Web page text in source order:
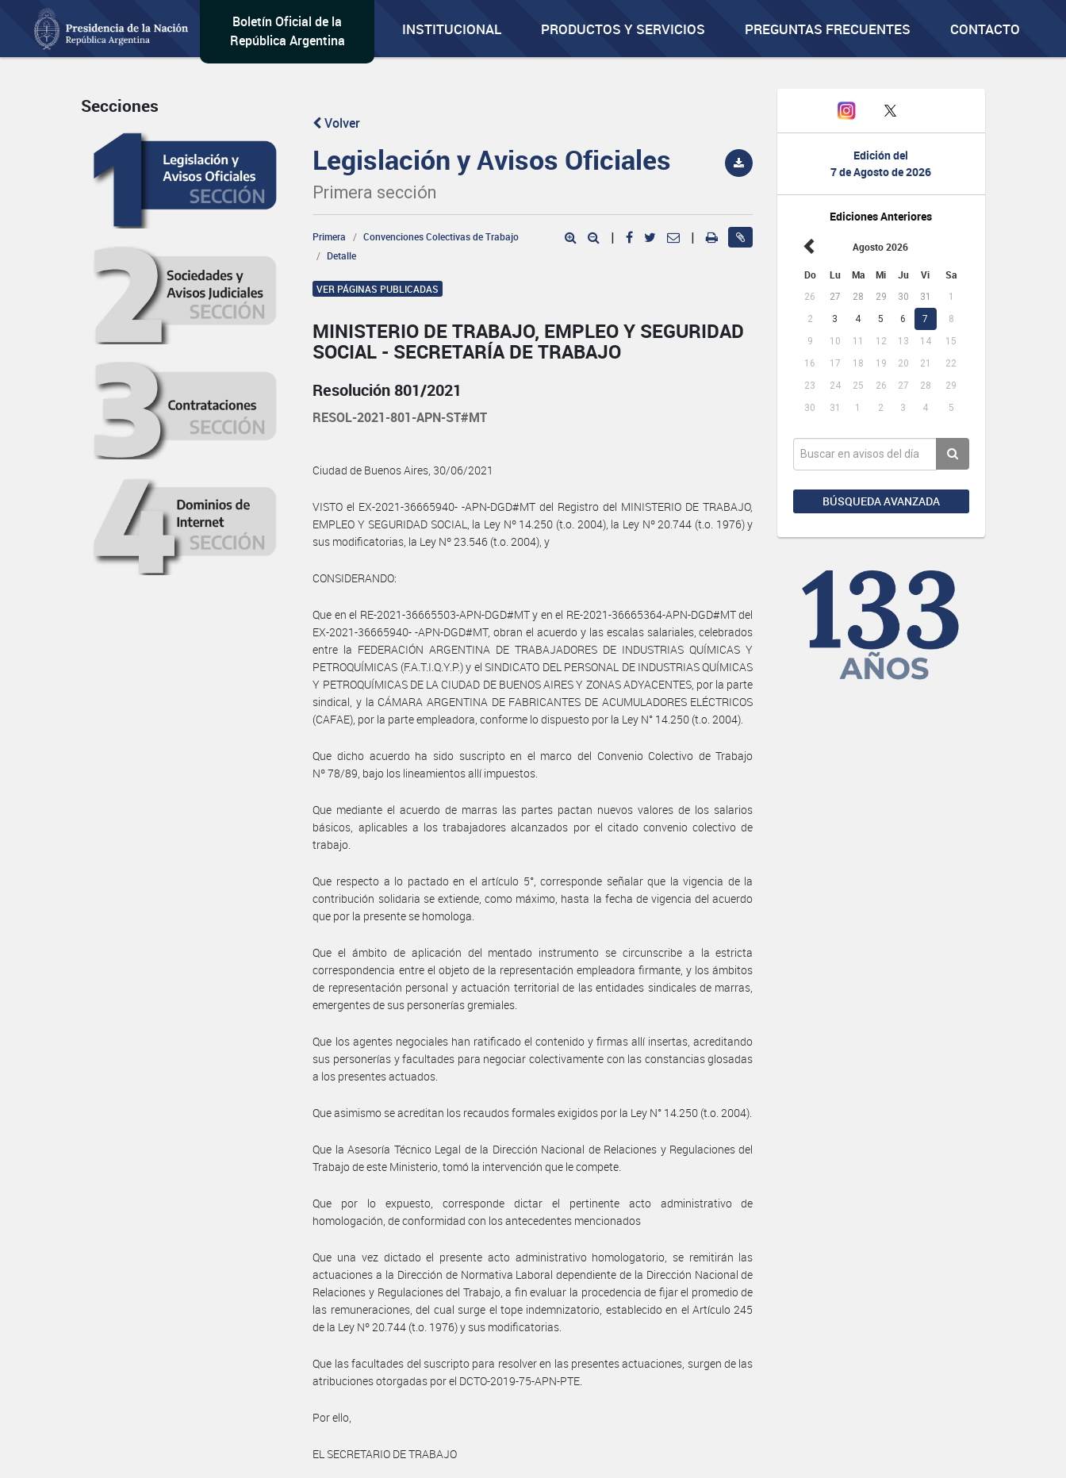
Boletín Oficial de la
República Argentina
INSTITUCIONAL PRODUCTOS Y SERVICIOS PREGUNTAS FRECUENTES CONTACTO
Edición del
7 de Agosto de 2026
Ediciones Anteriores
Agosto 2026
Do Lu Ma Mi Ju Vi Sa
26 27 28 29 30 31
1
2
3 4 5 6 7
8
9
10 11 12 13 14
15
16
17 18 19 20 21
22
23
24 25 26 27 28
29
30
31 1 2 3 4 5
BÚSQUEDA AVANZADA
Secciones
Volver
Legislación y Avisos Oficiales
Primera sección
Primera
Convenciones Colectivas de Trabajo
Detalle
| |
VER PÁGINAS PUBLICADAS
MINISTERIO DE TRABAJO, EMPLEO Y SEGURIDAD
SOCIAL - SECRETARÍA DE TRABAJO
Resolución 801/2021
RESOL-2021-801-APN-ST#MT
Ciudad de Buenos Aires, 30/06/2021
VISTO el EX-2021-36665940- -APN-DGD#MT del Registro del MINISTERIO DE TRABAJO,
EMPLEO Y SEGURIDAD SOCIAL, la Ley Nº 14.250 (t.o. 2004), la Ley Nº 20.744 (t.o. 1976) y
sus modificatorias, la Ley Nº 23.546 (t.o. 2004), y
CONSIDERANDO:
Que en el RE-2021-36665503-APN-DGD#MT y en el RE-2021-36665364-APN-DGD#MT del
EX-2021-36665940- -APN-DGD#MT, obran el acuerdo y las escalas salariales, celebrados
entre la FEDERACIÓN ARGENTINA DE TRABAJADORES DE INDUSTRIAS QUÍMICAS Y
PETROQUÍMICAS (F.A.T.I.Q.Y.P.) y el SINDICATO DEL PERSONAL DE INDUSTRIAS QUÍMICAS
Y PETROQUÍMICAS DE LA CIUDAD DE BUENOS AIRES Y ZONAS ADYACENTES, por la parte
sindical, y la CÁMARA ARGENTINA DE FABRICANTES DE ACUMULADORES ELÉCTRICOS
(CAFAE), por la parte empleadora, conforme lo dispuesto por la Ley N° 14.250 (t.o. 2004).
Que dicho acuerdo ha sido suscripto en el marco del Convenio Colectivo de Trabajo
Nº 78/89, bajo los lineamientos allí impuestos.
Que mediante el acuerdo de marras las partes pactan nuevos valores de los salarios
básicos, aplicables a los trabajadores alcanzados por el citado convenio colectivo de
trabajo.
Que respecto a lo pactado en el artículo 5°, corresponde señalar que la vigencia de la
contribución solidaria se extiende, como máximo, hasta la fecha de vigencia del acuerdo
que por la presente se homologa.
Que el ámbito de aplicación del mentado instrumento se circunscribe a la estricta
correspondencia entre el objeto de la representación empleadora firmante, y los ámbitos
de representación personal y actuación territorial de las entidades sindicales de marras,
emergentes de sus personerías gremiales.
Que los agentes negociales han ratificado el contenido y firmas allí insertas, acreditando
sus personerías y facultades para negociar colectivamente con las constancias glosadas
a los presentes actuados.
Que asimismo se acreditan los recaudos formales exigidos por la Ley N° 14.250 (t.o. 2004).
Que la Asesoría Técnico Legal de la Dirección Nacional de Relaciones y Regulaciones del
Trabajo de este Ministerio, tomó la intervención que le compete.
Que por lo expuesto, corresponde dictar el pertinente acto administrativo de
homologación, de conformidad con los antecedentes mencionados
Que una vez dictado el presente acto administrativo homologatorio, se remitirán las
actuaciones a la Dirección de Normativa Laboral dependiente de la Dirección Nacional de
Relaciones y Regulaciones del Trabajo, a fin evaluar la procedencia de fijar el promedio de
las remuneraciones, del cual surge el tope indemnizatorio, establecido en el Artículo 245
de la Ley Nº 20.744 (t.o. 1976) y sus modificatorias.
Que las facultades del suscripto para resolver en las presentes actuaciones, surgen de las
atribuciones otorgadas por el DCTO-2019-75-APN-PTE.
Por ello,
EL SECRETARIO DE TRABAJO